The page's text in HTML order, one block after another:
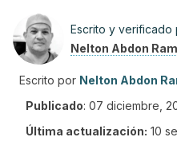
Escrito y verificado
Nelton Abdon
Escrito por Nelton Abdon
Publicado: 07 diciembre,
Última actualización: 10